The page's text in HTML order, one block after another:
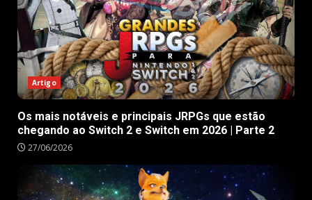
Artigo
Os mais notáveis e principais JRPGs que estão
chegando ao Switch 2 e Switch em 2026 | Parte 2
27/06/2026